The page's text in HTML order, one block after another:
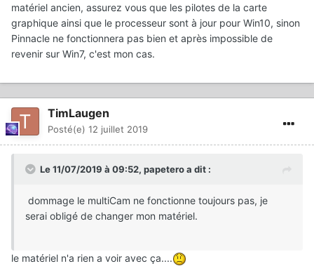
matériel ancien, assurez vous que les pilotes de la carte
graphique ainsi que le processeur sont à jour pour Win10, sinon
Pinnacle ne fonctionnera pas bien et après impossible de
revenir sur Win7, c'est mon cas.
TimLaugen
Posté(e) 12 juillet 2019
Le 11/07/2019 à 09:52, papeteroa dit :
dommage le multiCam ne fonctionne toujours pas, je
serai obligé de changer mon matériel.
le matériel n'a rien a voir avec ça....